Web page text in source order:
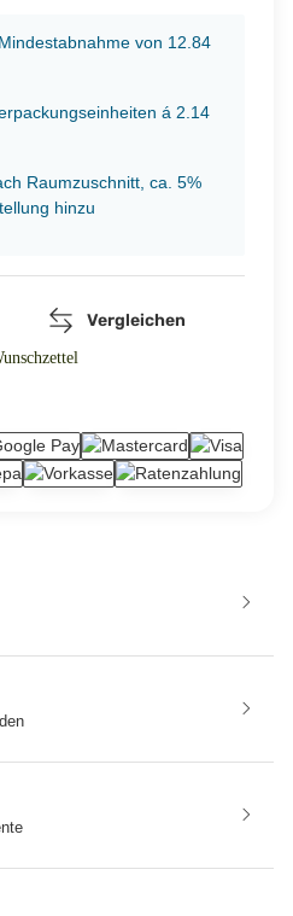
von 12.84
á 2.14
Raumzuschnitt, ca. 5%
hinzu
Vergleichen